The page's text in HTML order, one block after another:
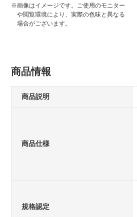
※画像はイメージです。ご使用のモニター
や閲覧環境により、実際の色味と異なる
場合がございます。
商品情報
商品説明
商品仕様
規格認定